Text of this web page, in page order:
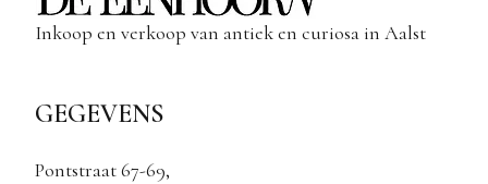
Inkoop en verkoop van antiek en curiosa in Aalst
GEGEVENS
Pontstraat 67-69,